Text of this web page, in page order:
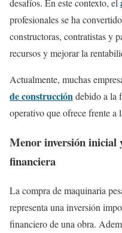
desafíos. En este contexto, el
profesionales se ha
constructoras, contratistas y
recursos y mejorar la
Actualmente, muchas
de construccióndebido a la
operativo que ofrece frente a
Menor inversión
financiera
La compra de maquinaria
representa una inversión
financiero de una obra.